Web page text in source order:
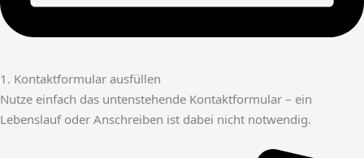
1. Kontaktformular ausfüllen
Nutze einfach das untenstehende Kontaktformular – ein
Lebenslauf oder Anschreiben ist dabei nicht notwendig.